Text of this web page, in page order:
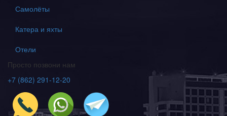
Самолёты
Катера и яхты
Отели
Просто позвони нам
+7 (862) 291-12-20